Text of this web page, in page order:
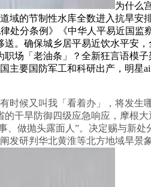
为什么
的节制性水库全数进入抗旱安
分条例》《中华人平易近国监
。确保城乡居平易近饮水平安
场「老油条」？全新狂言语模子
主要国防军工和科研出产，明
候又叫我「看着办」，将发生
干旱防御四级应急响应，摩根
做抛头露面人”。决定赐与新
研判华北黄淮等北方地域旱景